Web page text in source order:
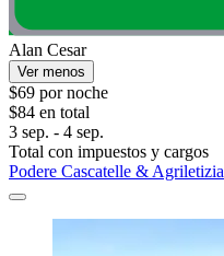
Alan Cesar
Ver menos
$69 por noche
$84 en total
3 sep. - 4 sep.
Total con impuestos y cargos
Podere Cascatelle & Agriletizia